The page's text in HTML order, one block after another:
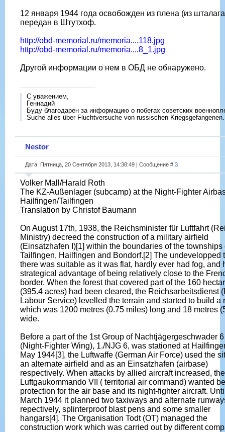
12 января 1944 года освобожден из плена (из
передан в Штутхоф.
http://obd-memorial.ru/memoria....118.jpg
http://obd-memorial.ru/memoria....8_1.jpg
Другой информации о нем в ОБД не обнаружено.
С уважением,
Геннадий
Буду благодарен за информацию о побегах советских
Suche alles über Fluchtversuche von russischen Kriegsgefangenen.
Nestor
Дата: Пятница, 20 Сентября 2013, 14:38:49 | Сообщение # 3
Volker Mall/Harald Roth
The KZ-Außenlager (subcamp) at the Night-Fighter
Hailfingen/Tailfingen
Translation by Christof Baumann
On August 17th, 1938, the Reichsminister für Luftfahrt
Ministry) decreed the construction of a military airfield
(Einsatzhafen I)[1] within the boundaries of the townships
Tailfingen, Hailfingen and Bondorf.[2] The undevelopped
there was suitable as it was flat, hardly ever had fog, and
strategical advantage of being relatively close to the
border. When the forest that covered part of the 160
(395.4 acres) had been cleared, the Reichsarbeitsdienst
Labour Service) levelled the terrain and started to build a
which was 1200 metres (0.75 miles) long and 18 metres
wide.
Before a part of the 1st Group of Nachtjägergeschwader 6
(Night-Fighter Wing), 1./NJG 6, was stationed at
May 1944[3], the Luftwaffe (German Air Force) used the
an alternate airfield and as an Einsatzhafen (airbase)
respectively. When attacks by allied aircraft increased, the
Luftgaukommando VII ( territorial air command) wanted
protection for the air base and its night-fighter aircraft.
March 1944 it planned two taxiways and alternate
repectively, splinterproof blast pens and some smaller
hangars[4]. The Organisation Todt (OT) managed the
construction work which was carried out by different